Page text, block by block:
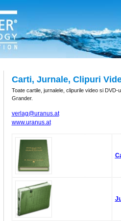
Carti, Jurnale, Clipuri
Toate cartile, jurnalele, clipurile video si
Grander.
verlag@uranus.at
www.uranus.at